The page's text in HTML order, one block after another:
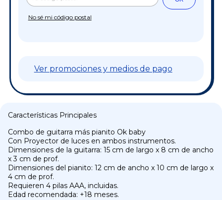
No sé mi código postal
Ver promociones y medios de pago
Características Principales
Combo de guitarra más pianito Ok baby
Con Proyector de luces en ambos instrumentos.
Dimensiones de la guitarra: 15 cm de largo x 8 cm de ancho
x 3 cm de prof.
Dimensiones del pianito: 12 cm de ancho x 10 cm de largo x
4 cm de prof.
Requieren 4 pilas AAA, incluidas.
Edad recomendada: +18 meses.